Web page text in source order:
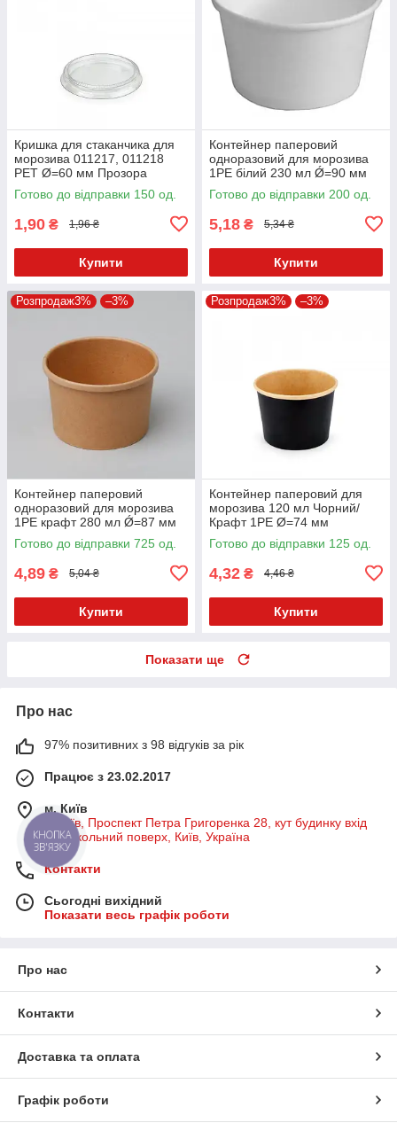
Кришка для стаканчика для
морозива 011217, 011218
PET Ø=60 мм Прозора
Готово до відправки 150 од.
1,90 ₴ 1,96 ₴
Купити
Контейнер паперовий
одноразовий для морозива
1РЕ білий 230 мл Ǿ=90 мм
Ǿ=60 мм (купольна 010592,
кришка з ложкою 011586)
Готово до відправки 200 од.
5,18 ₴ 5,34 ₴
Купити
Розпродаж3% –3%
Контейнер паперовий
одноразовий для морозива
1РЕ крафт 280 мл Ǿ=87 мм
Ǿ=70 мм Без кришки
Готово до відправки 725 од.
4,89 ₴ 5,04 ₴
Купити
Розпродаж3% –3%
Контейнер паперовий для
морозива 120 мл Чорний/
Крафт 1PE Ø=74 мм
Готово до відправки 125 од.
4,32 ₴ 4,46 ₴
Купити
Показати ще
Про нас
97% позитивних з 98 відгуків за рік
Працює з 23.02.2017
м. Київ
м Київ, Проспект Петра Григоренка 28, кут будинку вхід
на цокольний поверх, Київ, Україна
Контакти
Сьогодні вихідний
Показати весь графік роботи
Про нас
Контакти
Доставка та оплата
Графік роботи
КНОПКА
ЗВ'ЯЗКУ